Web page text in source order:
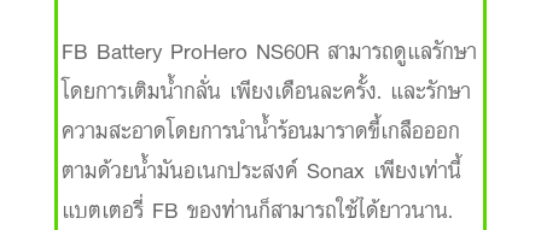
FB Battery ProHero NS60R สามารถดูแลรักษา
โดยการเติมน้ำกลั่น เพียงเดือนละครั้ง. และรักษา
ความสะอาดโดยการนำน้ำร้อนมาราดขี้เกลือออก
ตามด้วยน้ำมันอเนกประสงค์ Sonax เพียงเท่านี้
แบตเตอรี่ FB ของท่านก็สามารถใช้ได้ยาวนาน.